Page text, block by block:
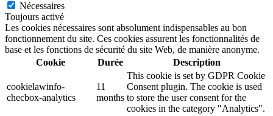
Nécessaires
Toujours activé
Les cookies nécessaires sont absolument indispensables au bon
fonctionnement du site. Ces cookies assurent les fonctionnalités de
base et les fonctions de sécurité du site Web, de manière anonyme.
Cookie
Durée Description
cookielawinfo-
checbox-analytics
11
months
This cookie is set by GDPR Cookie
Consent plugin. The cookie is used
to store the user consent for the
cookies in the category "Analytics".